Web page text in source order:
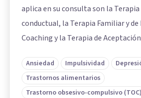
aplica en su consulta son la
conductual, la Terapia Familiar y de
Coaching y la Terapia de
Ansiedad Impulsividad
Trastornos alimentarios
Trastorno obsesivo-compulsivo (TOC)